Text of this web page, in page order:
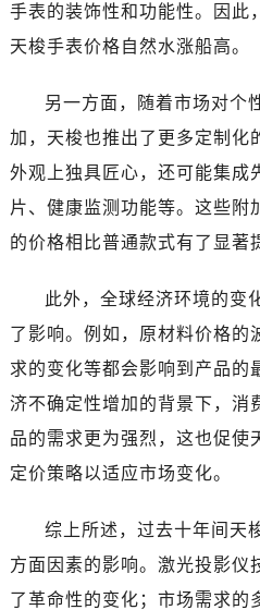
手表的装饰性和功能性。因此
天梭手表价格自然水涨船高。
另一方面，随着市场对个
加，天梭也推出了更多定制化
外观上独具匠心，还可能集成
片、健康监测功能等。这些附
的价格相比普通款式有了显著
此外，全球经济环境的变
了影响。例如，原材料价格的
求的变化等都会影响到产品的
济不确定性增加的背景下，消
品的需求更为强烈，这也促使
定价策略以适应市场变化。
综上所述，过去十年间天
方面因素的影响。激光投影仪
了革命性的变化；市场需求的